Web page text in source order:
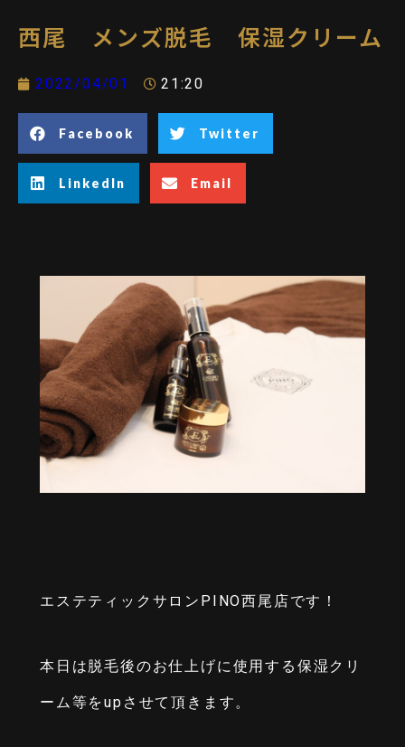
西尾 メンズ脱毛 保湿クリーム
2022/04/01 21:20
Facebook Twitter
LinkedIn Email
エステティックサロンPINO西尾店です！
本日は脱毛後のお仕上げに使用する保湿クリ
ーム等をupさせて頂きます。